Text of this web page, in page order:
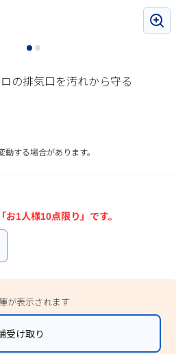
の排気口を汚れから守る
する場合があります。
1人様10点限り」です。
が表示されます
受け取り